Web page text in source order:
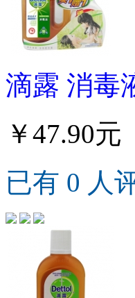
滴露 消毒
￥47.90元
已有 0 人